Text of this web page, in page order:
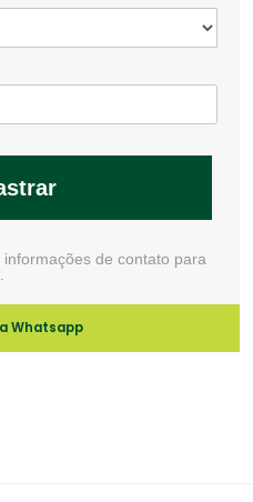
de contato para
Whatsapp